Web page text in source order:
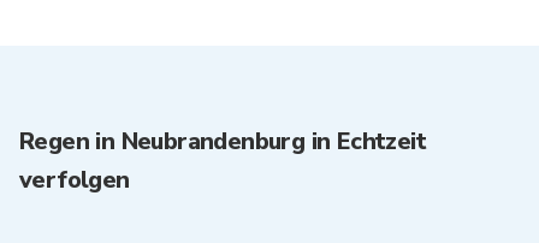
Regen in Neubrandenburg in Echtzeit
verfolgen